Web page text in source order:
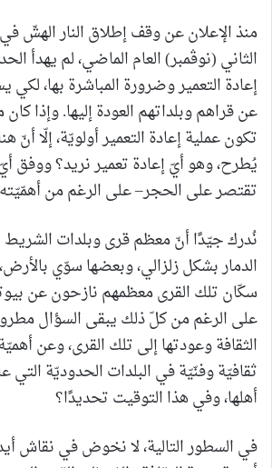
الثاني (نوڤمبر) العام الماضي، لم يهدأ
إعادة التعمير وضرورة المباشرة بها، لكي
عن قراهم وبلداتهم العودة إليها. وإذا
تكون عملية إعادة التعمير أولويّة، إلّا أنّ
يُطرح، وهو أيّ إعادة تعمير نريد؟ ووفق
تقتصر على الحجر– على الرغم من
نُدرك جيّدًا أنّ معظم قرى وبلدات الشريط
الدمار بشكل زلزالي، وبعضها سوّي
سكّان تلك القرى معظمهم نازحون عن
على الرغم من كلّ ذلك يبقى السؤال
الثقافة وعودتها إلى تلك القرى، وعن
ثقافيّة وفنّيّة في البلدات الحدوديّة التي
أهلها، وفي هذا التوقيت تحديدًا؟
في السطور التالية، لا نخوض في نقاش